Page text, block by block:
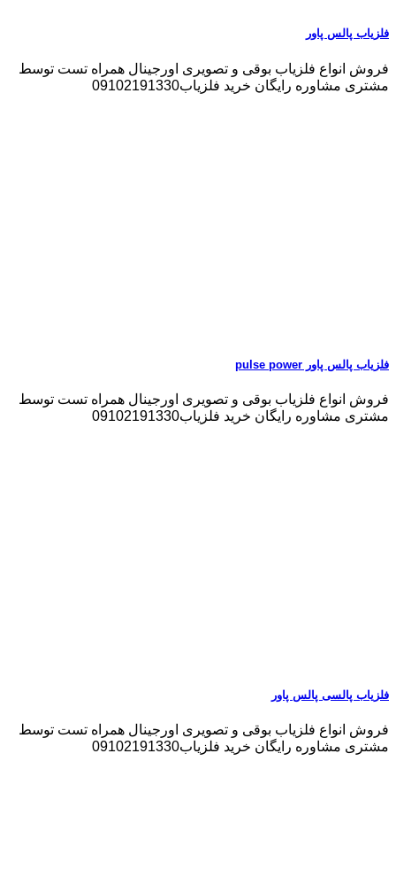
فلزیاب پالس پاور
فروش انواع فلزیاب بوقی و تصویری اورجینال همراه تست توسط
مشتری مشاوره رایگان خرید فلزیاب09102191330
فلزیاب پالس پاور pulse power
فروش انواع فلزیاب بوقی و تصویری اورجینال همراه تست توسط
مشتری مشاوره رایگان خرید فلزیاب09102191330
فلزیاب پالسی پالس پاور
فروش انواع فلزیاب بوقی و تصویری اورجینال همراه تست توسط
مشتری مشاوره رایگان خرید فلزیاب09102191330